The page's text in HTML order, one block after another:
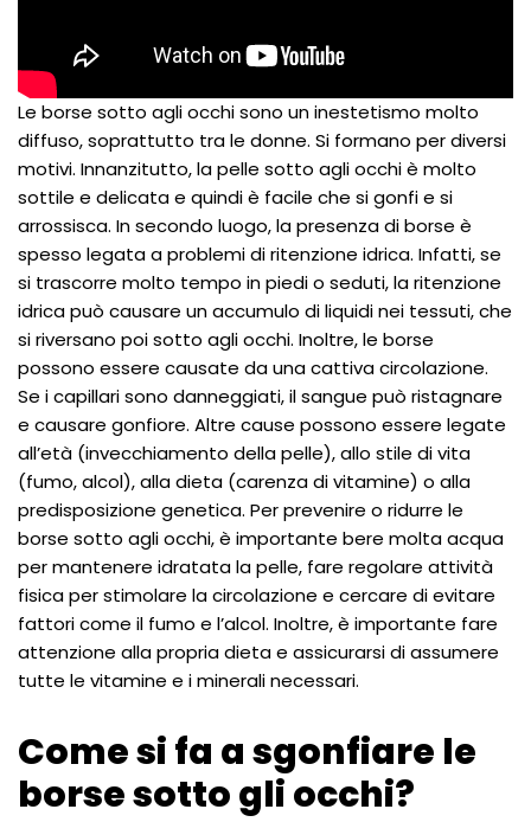
Le borse sotto agli occhi sono un inestetismo molto
diffuso, soprattutto tra le donne. Si formano per diversi
motivi. Innanzitutto, la pelle sotto agli occhi è molto
sottile e delicata e quindi è facile che si gonfi e si
arrossisca. In secondo luogo, la presenza di borse è
spesso legata a problemi di ritenzione idrica. Infatti, se
si trascorre molto tempo in piedi o seduti, la ritenzione
idrica può causare un accumulo di liquidi nei tessuti, che
si riversano poi sotto agli occhi. Inoltre, le borse
possono essere causate da una cattiva circolazione.
Se i capillari sono danneggiati, il sangue può ristagnare
e causare gonfiore. Altre cause possono essere legate
all’età (invecchiamento della pelle), allo stile di vita
(fumo, alcol), alla dieta (carenza di vitamine) o alla
predisposizione genetica. Per prevenire o ridurre le
borse sotto agli occhi, è importante bere molta acqua
per mantenere idratata la pelle, fare regolare attività
fisica per stimolare la circolazione e cercare di evitare
fattori come il fumo e l’alcol. Inoltre, è importante fare
attenzione alla propria dieta e assicurarsi di assumere
tutte le vitamine e i minerali necessari.
Come si fa a sgonfiare le
borse sotto gli occhi?